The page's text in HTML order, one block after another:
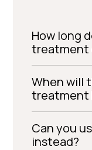
How long
treatment
When will
treatment
Can you
instead?